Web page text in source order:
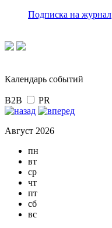
Подписка на журнал
Календарь событий
B2B PR
Август 2026
пн
вт
ср
чт
пт
сб
вс